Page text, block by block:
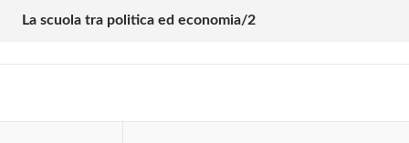
La scuola tra politica ed economia/2
Effettua il Login o Registrati